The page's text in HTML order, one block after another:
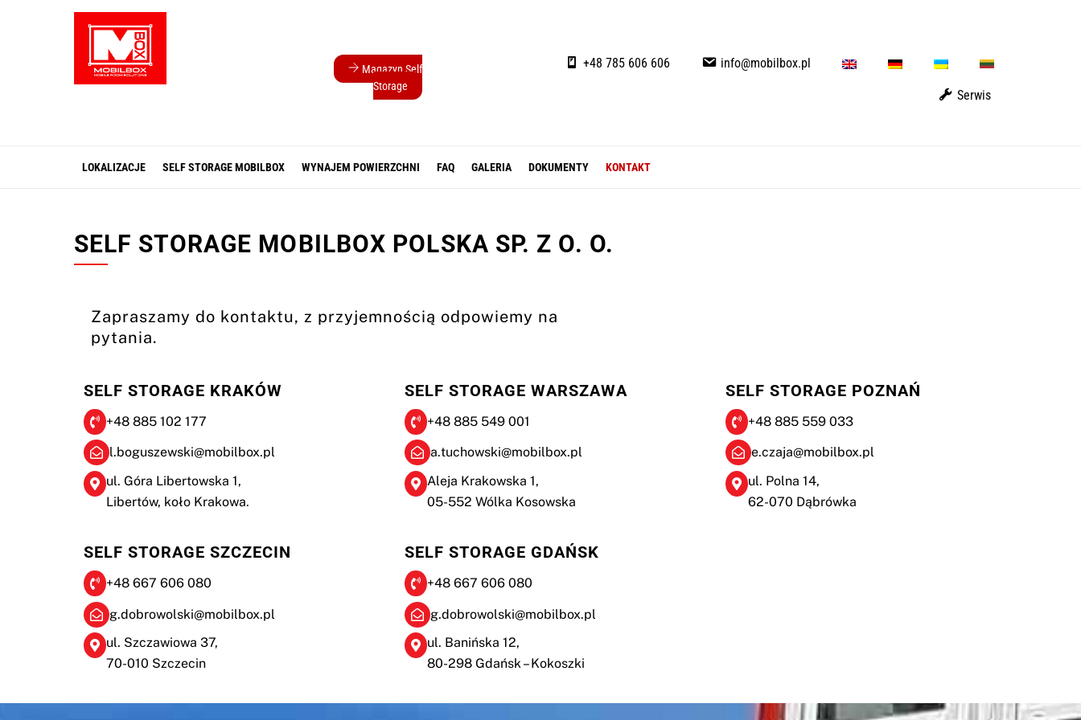
LOKALIZACJE SELF STORAGE MOBILBOX WYNAJEM POWIERZCHNI FAQ GALERIA DOKUMENTY KONTAKT
Magazyn Self
Storage
+48 785 606 606 info@mobilbox.pl
E
D
U
L
Serwis
SELF STORAGE MOBILBOX POLSKA SP. Z O. O.
Zapraszamy do kontaktu, z przyjemnością odpowiemy na
pytania.
SELF STORAGE KRAKÓW
+48 885 102 177
l.boguszewski@mobilbox.pl
ul. Góra Libertowska 1,
Libertów, koło Krakowa.
SELF STORAGE WARSZAWA
+48 885 549 001
a.tuchowski@mobilbox.pl
Aleja Krakowska 1,
05-552 Wólka Kosowska
SELF STORAGE POZNAŃ
+48 885 559 033
e.czaja@mobilbox.pl
ul. Polna 14,
62-070 Dąbrówka
SELF STORAGE SZCZECIN
+48 667 606 080
g.dobrowolski@mobilbox.pl
ul. Szczawiowa 37,
70-010 Szczecin
SELF STORAGE GDAŃSK
+48 667 606 080
g.dobrowolski@mobilbox.pl
ul. Banińska 12,
80-298 Gdańsk – Kokoszki